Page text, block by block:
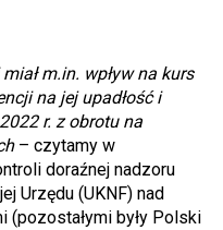
m.in. wpływ na kurs
na jej upadłość i
r. z obrotu na
– czytamy w
doraźnej nadzoru
Urzędu (UKNF) nad
(pozostałymi były Polski